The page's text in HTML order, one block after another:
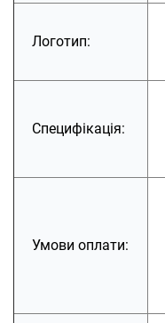
Логотип:
Специфікація:
Умови оплати: